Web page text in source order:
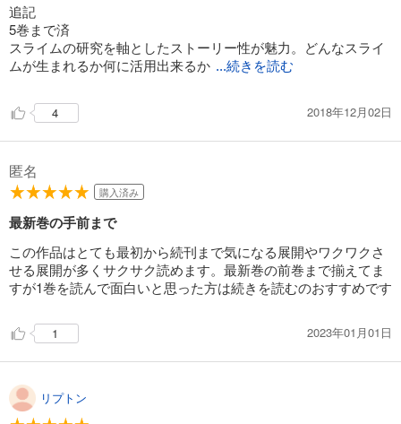
【電子版限定特典付き】神達に拾われた男16
【電子版限定特典付き】神達に拾われた男17
試し読み
あらすじを表示する
追記
5巻まで済
スライムの研究を軸としたストーリー性が魅力。どんなスライ
ムが生まれるか何に活用出来るか ...続きを読む
4 2018年12月02日
匿名
購入済み
最新巻の手前まで
この作品はとても最初から続刊まで気になる展開やワクワクさ
せる展開が多くサクサク読めます。最新巻の前巻まで揃えてま
すが1巻を読んで面白いと思った方は続きを読むのおすすめです
1 2023年01月01日
リプトン